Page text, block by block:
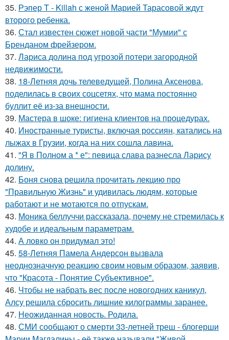
35. Рэпер T - Killah с женой Марией Тарасовой ждут
второго ребенка.
36. Стал известен сюжет новой части "Мумии" с
Бренданом фрейзером.
37. Лариса долина под угрозой потери загородной
недвижимости.
38. 18-Летняя дочь телеведущей, Полина Аксенова,
поделилась в своих соцсетях, что мама постоянно
буллит её из-за внешности.
39. Мастера в шоке: гигиена клиентов на процедурах.
40. Иностранные туристы, включая россиян, катались на
лыжах в Грузии, когда на них сошла лавина.
41. "Я в Полном а * е": певица слава разнесла Ларису
долину.
42. Боня снова решила прочитать лекцию про
"Правильную Жизнь" и удивилась людям, которые
работают и не мотаются по отпускам.
43. Моника беллуччи рассказала, почему не стремилась к
худобе и идеальным параметрам.
44. А ловко он придумал это!
45. 58-Летняя Памела Андерсон вызвала
неоднозначную реакцию своим новым образом, заявив,
что "Красота - Понятие Субъективное".
46. Чтобы не набрать вес после новогодних каникул,
Алсу решила сбросить лишние килограммы заранее.
47. Неожиданная новость. Родила.
48. СМИ сообщают о смерти 33-летней треш - блогерши